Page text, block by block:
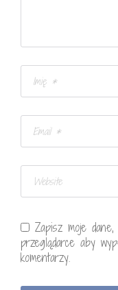
Zapisz moje
przeglądarce aby
komentarzy.